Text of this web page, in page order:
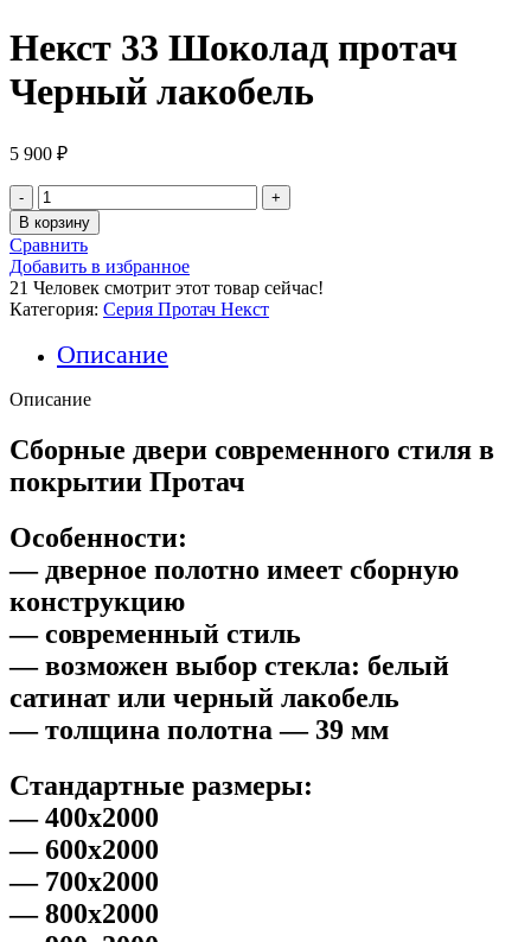
Некст 33 Шоколад протач
Черный лакобель
5 900 ₽
Количество
товара
Некст
33
Шоколад
протач
Черный
лакобель
В корзину
Сравнить
Добавить в избранное
21 Человек смотрит этот товар сейчас!
Категория: Серия Протач Некст
Описание
Описание
Сборные двери современного стиля в
покрытии Протач
Особенности:
— дверное полотно имеет сборную
конструкцию
— современный стиль
— возможен выбор стекла: белый
сатинат или черный лакобель
— толщина полотна — 39 мм
Стандартные размеры:
— 400х2000
— 600х2000
— 700х2000
— 800х2000